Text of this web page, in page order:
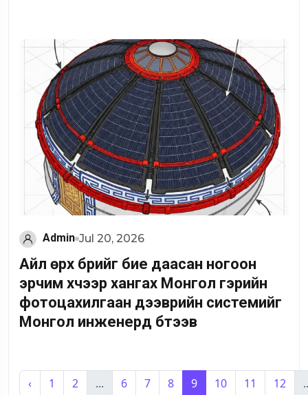
Admin Jul 20, 2026
Айл өрх бүрийг бие даасан ногоон
эрчим хүчээр хангах Монгол гэрийн
фотоцахилгаан дээврийн системийг
Монгол инженерүүд бүтээв
‹ 1 2 ... 6 7 8 9 10 11 12